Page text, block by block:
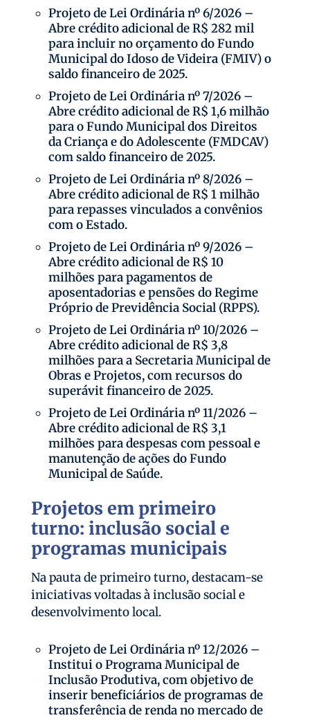
Projeto de Lei Ordinária nº 6/2026 –
Abre crédito adicional de R$ 282 mil
para incluir no orçamento do Fundo
Municipal do Idoso de Videira (FMIV) o
saldo financeiro de 2025.
Projeto de Lei Ordinária nº 7/2026 –
Abre crédito adicional de R$ 1,6 milhão
para o Fundo Municipal dos Direitos
da Criança e do Adolescente (FMDCAV)
com saldo financeiro de 2025.
Projeto de Lei Ordinária nº 8/2026 –
Abre crédito adicional de R$ 1 milhão
para repasses vinculados a convênios
com o Estado.
Projeto de Lei Ordinária nº 9/2026 –
Abre crédito adicional de R$ 10
milhões para pagamentos de
aposentadorias e pensões do Regime
Próprio de Previdência Social (RPPS).
Projeto de Lei Ordinária nº 10/2026 –
Abre crédito adicional de R$ 3,8
milhões para a Secretaria Municipal de
Obras e Projetos, com recursos do
superávit financeiro de 2025.
Projeto de Lei Ordinária nº 11/2026 –
Abre crédito adicional de R$ 3,1
milhões para despesas com pessoal e
manutenção de ações do Fundo
Municipal de Saúde.
Projetos em primeiro
turno: inclusão social e
programas municipais
Na pauta de primeiro turno, destacam-se
iniciativas voltadas à inclusão social e
desenvolvimento local.
Projeto de Lei Ordinária nº 12/2026 –
Institui o Programa Municipal de
Inclusão Produtiva, com objetivo de
inserir beneficiários de programas de
transferência de renda no mercado de